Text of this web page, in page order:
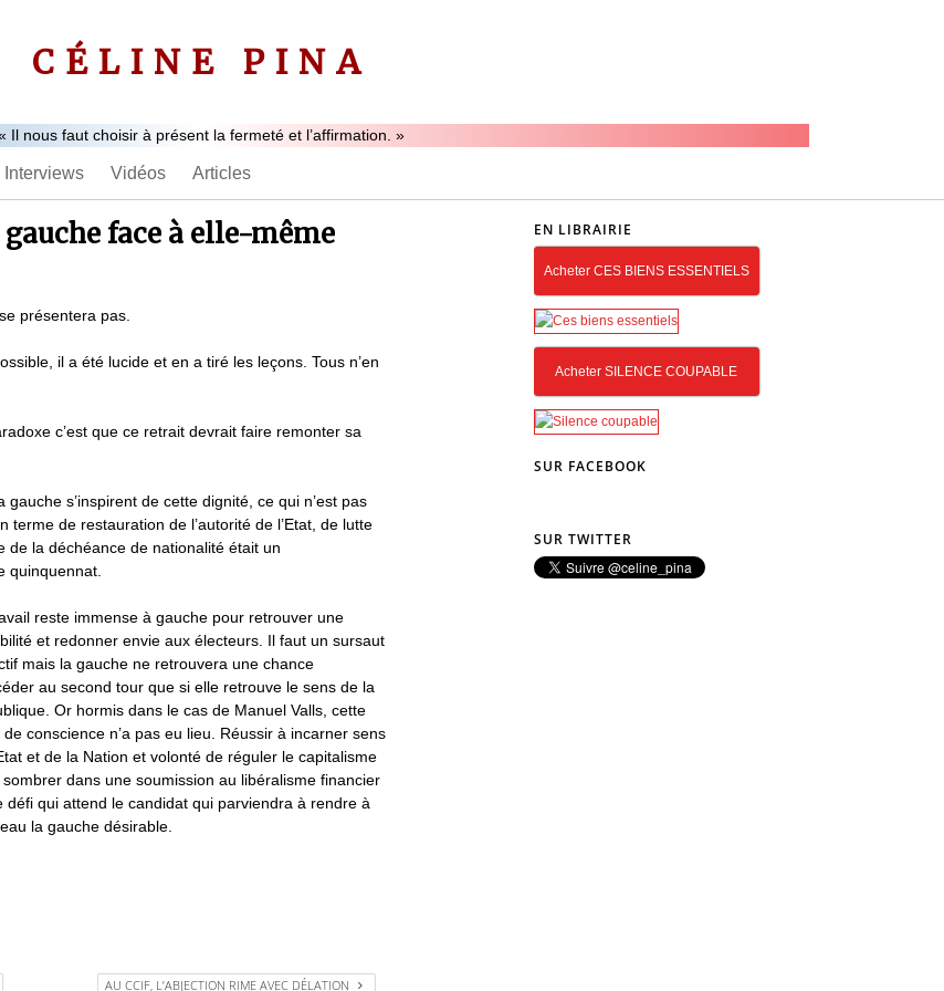
CÉLINE PINA
Il nous faut choisir à présent la fermeté et l’affirmation. »
Interviews Vidéos Articles
face à elle-même
présentera pas.
il a été lucide et en a tiré les leçons. Tous n’en
c’est que ce retrait devrait faire remonter sa
s’inspirent de cette dignité, ce qui n’est pas
de restauration de l’autorité de l’Etat, de lutte
de la déchéance de nationalité était un
quinquennat.
reste immense à gauche pour retrouver une
et redonner envie aux électeurs. Il faut un sursaut
mais la gauche ne retrouvera une chance
au second tour que si elle retrouve le sens de la
Or hormis dans le cas de Manuel Valls, cette
de conscience n’a pas eu lieu. Réussir à incarner sens
et de la Nation et volonté de réguler le capitalisme
sombrer dans une soumission au libéralisme financier
défi qui attend le candidat qui parviendra à rendre à
la gauche désirable.
AU CCIF, L’ABJECTION RIME AVEC DÉLATION
EN LIBRAIRIE
Acheter CES BIENS ESSENTIELS
Acheter SILENCE COUPABLE
SUR FACEBOOK
SUR TWITTER